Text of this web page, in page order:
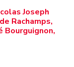
Joseph
Rachamps,
Bourguignon,